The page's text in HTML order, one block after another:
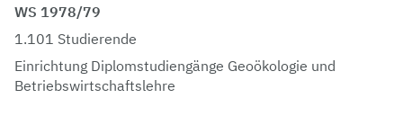
WS 1978/79
1.101 Studierende
Einrichtung Diplomstudiengänge Geoökologie und
Betriebswirtschaftslehre